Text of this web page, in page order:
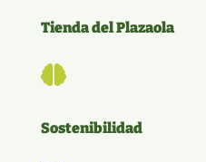
Tienda del Plazaola

Sostenibilidad